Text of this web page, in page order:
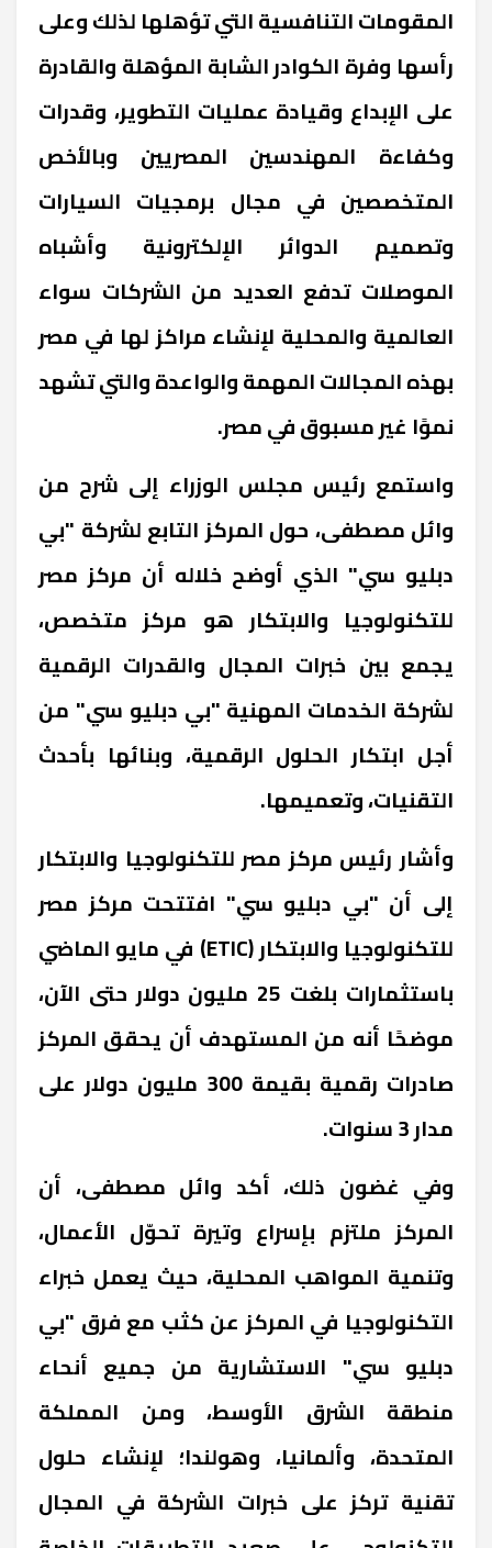
المقومات التنافسية التي تؤهلها لذلك وعلى
رأسها وفرة الكوادر الشابة المؤهلة والقادرة
على الإبداع وقيادة عمليات التطوير، وقدرات
وكفاءة المهندسين المصريين وبالأخص
المتخصصين في مجال برمجيات السيارات
وتصميم الدوائر الإلكترونية وأشباه
الموصلات تدفع العديد من الشركات سواء
العالمية والمحلية لإنشاء مراكز لها في مصر
بهذه المجالات المهمة والواعدة والتي تشهد
نموًا غير مسبوق في مصر.
واستمع رئيس مجلس الوزراء إلى شرح من
وائل مصطفى، حول المركز التابع لشركة "بي
دبليو سي" الذي أوضح خلاله أن مركز مصر
للتكنولوجيا والابتكار هو مركز متخصص،
يجمع بين خبرات المجال والقدرات الرقمية
لشركة الخدمات المهنية "بي دبليو سي" من
أجل ابتكار الحلول الرقمية، وبنائها بأحدث
التقنيات، وتعميمها.
وأشار رئيس مركز مصر للتكنولوجيا والابتكار
إلى أن "بي دبليو سي" افتتحت مركز مصر
للتكنولوجيا والابتكار (ETIC) في مايو الماضي
باستثمارات بلغت 25 مليون دولار حتى الآن،
موضحًا أنه من المستهدف أن يحقق المركز
صادرات رقمية بقيمة 300 مليون دولار على
مدار 3 سنوات.
وفي غضون ذلك، أكد وائل مصطفى، أن
المركز ملتزم بإسراع وتيرة تحوّل الأعمال،
وتنمية المواهب المحلية، حيث يعمل خبراء
التكنولوجيا في المركز عن كثب مع فرق "بي
دبليو سي" الاستشارية من جميع أنحاء
منطقة الشرق الأوسط، ومن المملكة
المتحدة، وألمانيا، وهولندا؛ لإنشاء حلول
تقنية تركز على خبرات الشركة في المجال